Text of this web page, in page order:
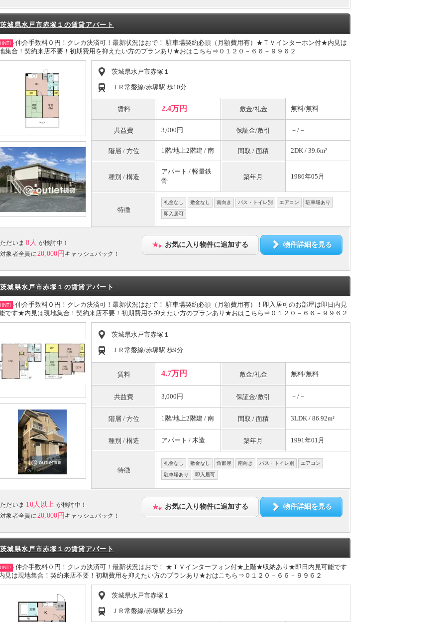
茨城県水戸市赤塚１の賃貸アパート
仲介手数料０円！クレカ決済可！最新状況はおで！ 駐車場契約必須（月額費用有）★ＴＶインターホン付★内見は
集合！契約来店不要！初期費用を抑えたい方のプランあり★おはこちら⇒０１２０－６６－９９６２
茨城県水戸市赤塚１
ＪＲ常磐線/赤塚駅 歩10分
賃料 2.4万円 敷金/礼金 無料/無料
共益費 3,000円 保証金/敷引 －/－
階層 / 方位 1階/地上2階建 / 南 間取 / 面積 2DK / 39.6m²
種別 / 構造
アパート / 軽量鉄
骨
築年月 1986年05月
特徴
礼金なし 敷金なし 南向き バス・トイレ別 エアコン 駐車場あり
即入居可
ただいま 8人 が検討中！
対象者全員に 20,000円 キャッシュバック！
お気に入り物件に追加する 物件詳細を見る
茨城県水戸市赤塚１の賃貸アパート
仲介手数料０円！クレカ決済可！最新状況はおで！ 駐車場契約必須（月額費用有）！即入居可のお部屋は即日内見
です★内見は現地集合！契約来店不要！初期費用を抑えたい方のプランあり★おはこちら⇒０１２０－６６－９９６２
茨城県水戸市赤塚１
ＪＲ常磐線/赤塚駅 歩9分
賃料 4.7万円 敷金/礼金 無料/無料
共益費 3,000円 保証金/敷引 －/－
階層 / 方位 1階/地上2階建 / 南 間取 / 面積 3LDK / 86.92m²
種別 / 構造 アパート / 木造 築年月 1991年01月
特徴
礼金なし 敷金なし 角部屋 南向き バス・トイレ別 エアコン
駐車場あり 即入居可
ただいま 10人以上 が検討中！
対象者全員に20,000円 キャッシュバック！
お気に入り物件に追加する 物件詳細を見る
茨城県水戸市赤塚１の賃貸アパート
仲介手数料０円！クレカ決済可！最新状況はおで！ ★ＴＶインターフォン付★上階★収納あり★即日内見可能です
見は現地集合！契約来店不要！初期費用を抑えたい方のプランあり★おはこちら⇒０１２０－６６－９９６２
茨城県水戸市赤塚１
ＪＲ常磐線/赤塚駅 歩5分